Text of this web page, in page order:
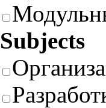
Subjects